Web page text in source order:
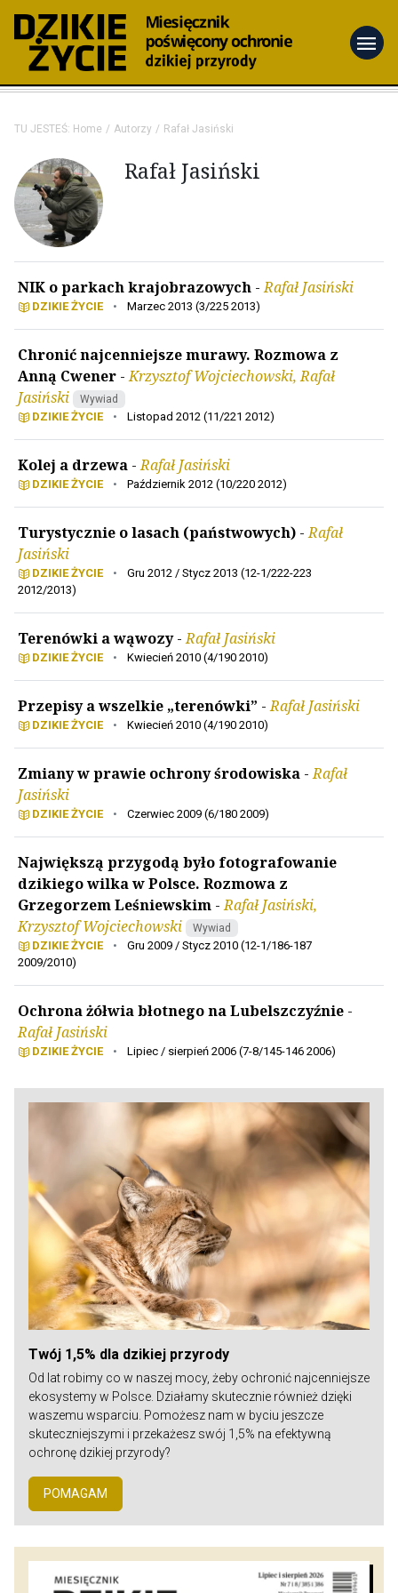
menu
TU JESTEŚ: Home Autorzy Rafał Jasiński
Rafał Jasiński
NIK o parkach krajobrazowych -Rafał Jasiński
DZIKIE ŻYCIE • Marzec 2013 (3/225 2013)
Chronić najcenniejsze murawy. Rozmowa z
Anną Cwener -Krzysztof Wojciechowski, Rafał
Jasiński
Wywiad
DZIKIE ŻYCIE • Listopad 2012 (11/221 2012)
Kolej a drzewa -Rafał Jasiński
DZIKIE ŻYCIE • Październik 2012 (10/220 2012)
Turystycznie o lasach (państwowych) -Rafał
Jasiński
DZIKIE ŻYCIE •
Gru 2012 / Stycz 2013 (12-1/222-223
2012/2013)
Terenówki a wąwozy-Rafał Jasiński
DZIKIE ŻYCIE • Kwiecień 2010 (4/190 2010)
Przepisy a wszelkie „terenówki” -Rafał Jasiński
DZIKIE ŻYCIE • Kwiecień 2010 (4/190 2010)
Zmiany w prawie ochrony środowiska -Rafał
Jasiński
DZIKIE ŻYCIE • Czerwiec 2009 (6/180 2009)
Największą przygodą było fotografowanie
dzikiego wilka w Polsce. Rozmowa z
Grzegorzem Leśniewskim -Rafał Jasiński,
Krzysztof Wojciechowski
Wywiad
DZIKIE ŻYCIE •
Gru 2009 / Stycz 2010 (12-1/186-187
2009/2010)
Ochrona żółwia błotnego na Lubelszczyźnie -
Rafał Jasiński
DZIKIE ŻYCIE • Lipiec / sierpień 2006 (7-8/145-146 2006)
Twój 1,5% dla dzikiej przyrody
Od lat robimy co w naszej mocy, żeby ochronić najcenniejsze
ekosystemy w Polsce. Działamy skutecznie również dzięki
waszemu wsparciu. Pomożesz nam w byciu jeszcze
skuteczniejszymi i przekażesz swój 1,5% na efektywną
ochronę dzikiej przyrody?
POMAGAM